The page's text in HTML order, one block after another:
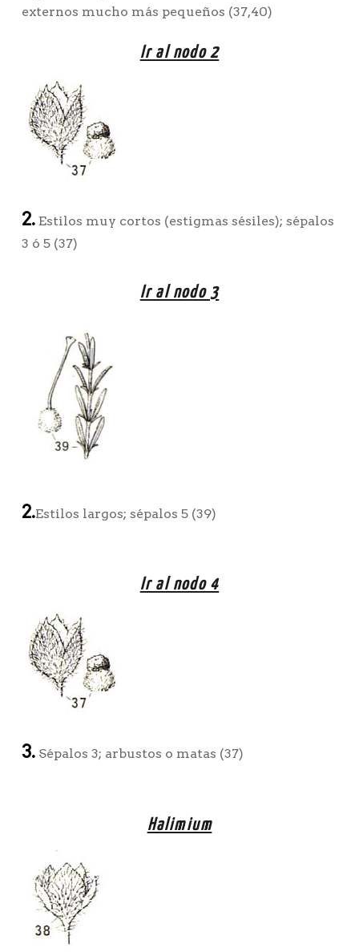
externos mucho más pequeños (37,40)
Ir al nodo 2
2.Estilos muy cortos (estigmas sésiles); sépalos
3 ó 5 (37)
Ir al nodo 3
2.Estilos largos; sépalos 5 (39)
Ir al nodo 4
3.Sépalos 3; arbustos o matas (37)
Halimium